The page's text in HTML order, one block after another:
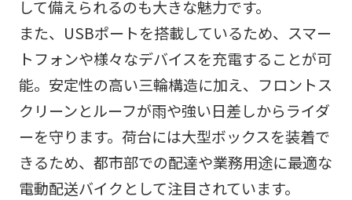
して備えられるのも大きな魅力です。
また、USBポートを搭載しているため、スマー
トフォンや様々なデバイスを充電することが可
能。安定性の高い三輪構造に加え、フロントス
クリーンとルーフが雨や強い日差しからライダ
ーを守ります。荷台には大型ボックスを装着で
きるため、都市部での配達や業務用途に最適な
電動配送バイクとして注目されています。